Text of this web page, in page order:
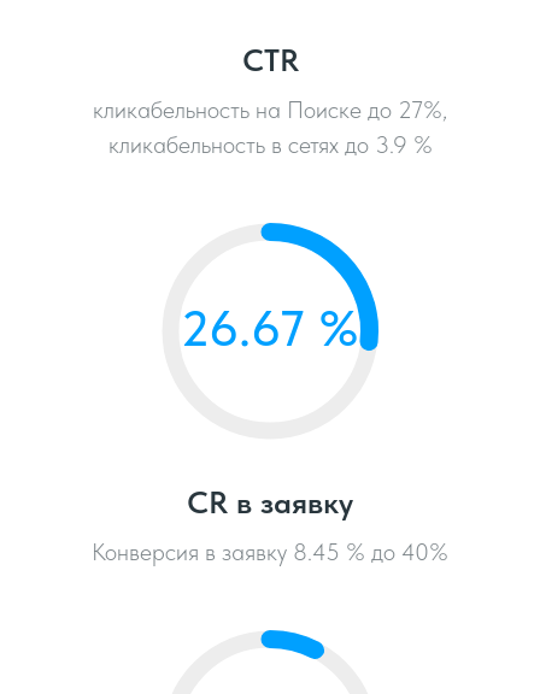
CTR
кликабельность на Поиске до 27%,
кликабельность в сетях до 3.9 %
26.67 %
CR в заявку
Конверсия в заявку 8.45 % до 40%